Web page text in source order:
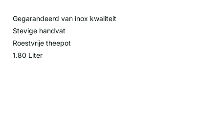
Gegarandeerd van inox kwaliteit
Stevige handvat
Roestvrije theepot
1.80 Liter